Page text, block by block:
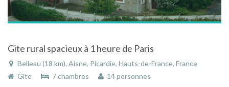
Gite rural spacieux à 1 heure de Paris
Belleau (18 km), Aisne, Picardie, Hauts-de-France, France
Gîte
7 chambres 14 personnes